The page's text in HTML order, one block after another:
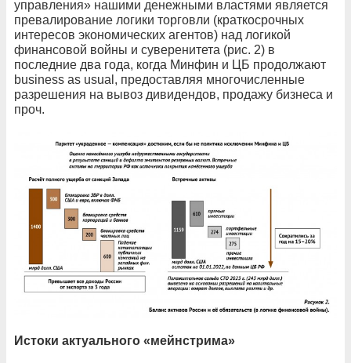
управления» нашими денежными властями является
превалирование логики торговли (краткосрочных
интересов экономических агентов) над логикой
финансовой войны и суверенитета (рис. 2) в
последние два года, когда Минфин и ЦБ продолжают
business as usual, предоставляя многочисленные
разрешения на вывоз дивидендов, продажу бизнеса и
проч.
Истоки актуального «мейнстрима»